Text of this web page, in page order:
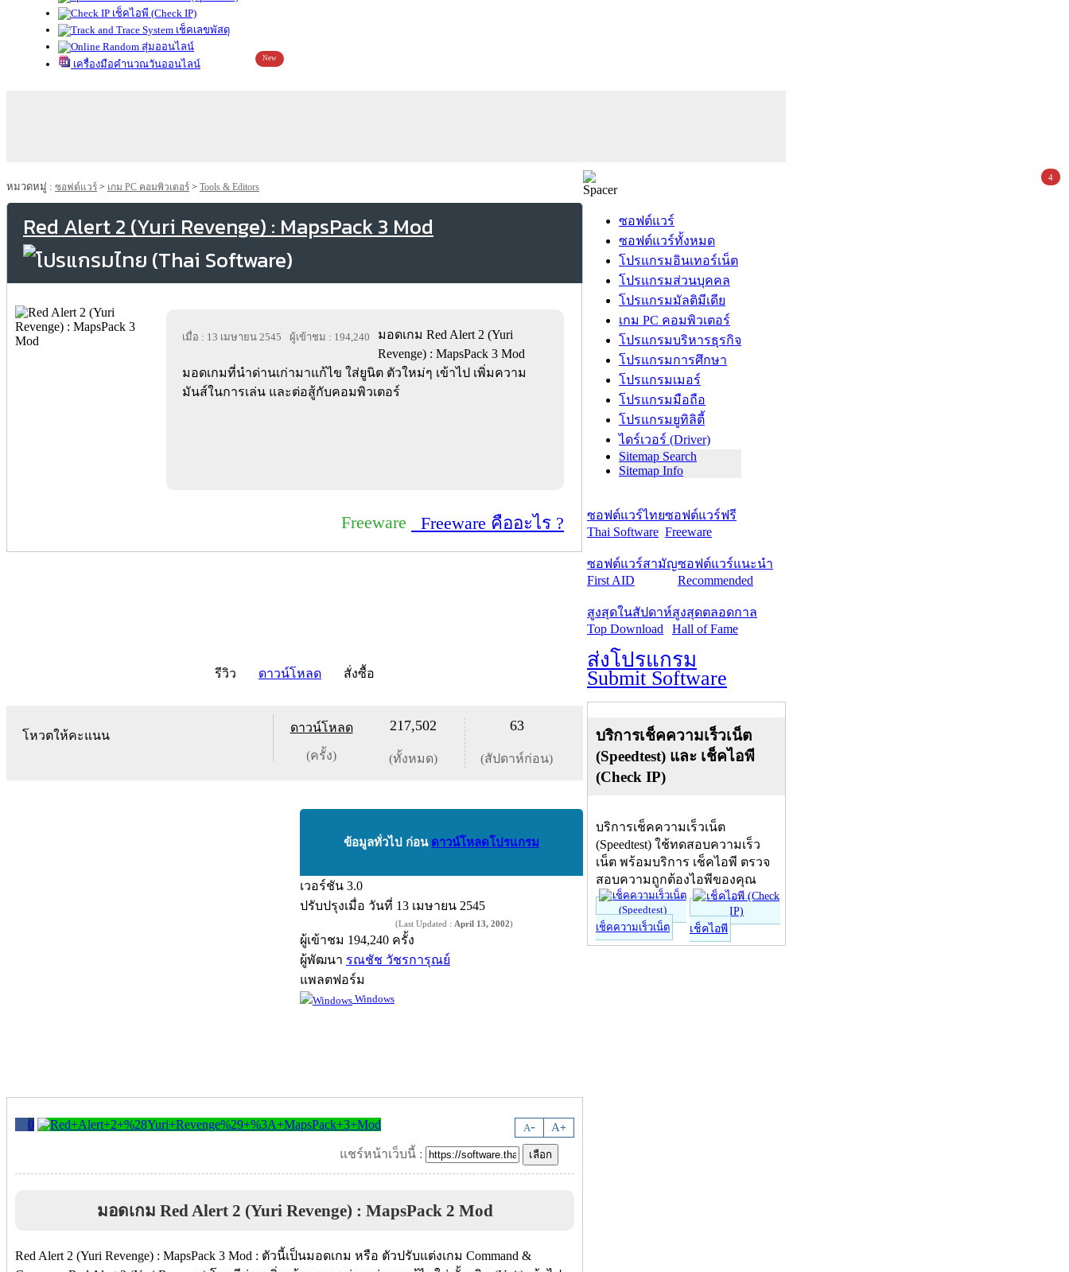
เช็คไอพี (Check IP)
เช็คเลขพัสดุ
สุ่มออนไลน์
เครื่องมือคำนวณวันออนไลน์
New
หมวดหมู่ : ซอฟต์แวร์ > เกม PC คอมพิวเตอร์ > Tools & Editors
Red Alert 2 (Yuri Revenge) : MapsPack 3 Mod
เมื่อ : 13 เมษายน 2545 ผู้เข้าชม : 194,240
มอดเกม Red Alert 2 (Yuri
Revenge) : MapsPack 3 Mod
มอดเกมที่นำด่านเก่ามาแก้ไข ใส่ยูนิต ตัวใหม่ๆ เข้าไป เพิ่มความ
มันส์ในการเล่น และต่อสู้กับคอมพิวเตอร์
Freeware Freeware คืออะไร ?
รีวิว ดาวน์โหลด สั่งซื้อ
โหวตให้คะแนน
ดาวน์โหลด
(ครั้ง)
217,502
(ทั้งหมด)
63
(สัปดาห์ก่อน)
ข้อมูลทั่วไป ก่อน ดาวน์โหลดโปรแกรม
เวอร์ชัน 3.0
ปรับปรุงเมื่อ วันที่ 13 เมษายน 2545
(Last Updated : April 13, 2002)
ผู้เข้าชม 194,240 ครั้ง
ผู้พัฒนา รณชัช วัชรการุณย์
แพลตฟอร์ม
Windows
0 A- A+
แชร์หน้าเว็บนี้ :
มอดเกม Red Alert 2 (Yuri Revenge) : MapsPack 2 Mod
Red Alert 2 (Yuri Revenge) : MapsPack 3 Mod : ตัวนี้เป็นมอดเกม หรือ ตัวปรับแต่งเกม Command &
ซอฟต์แวร์
ซอฟต์แวร์ทั้งหมด
โปรแกรมอินเทอร์เน็ต
โปรแกรมส่วนบุคคล
โปรแกรมมัลติมีเดีย
เกม PC คอมพิวเตอร์
โปรแกรมบริหารธุรกิจ
โปรแกรมการศึกษา
โปรแกรมเมอร์
โปรแกรมมือถือ
โปรแกรมยูทิลิตี้
ไดร์เวอร์ (Driver)
Sitemap Search
Sitemap Info
ซอฟต์แวร์ไทย
Thai Software
ซอฟต์แวร์ฟรี
Freeware
ซอฟต์แวร์สามัญ
First AID
ซอฟต์แวร์แนะนำ
Recommended
สูงสุดในสัปดาห์
Top Download
สูงสุดตลอดกาล
Hall of Fame
ส่งโปรแกรม
Submit Software
บริการเช็คความเร็วเน็ต
(Speedtest) และ เช็คไอพี
(Check IP)
บริการเช็คความเร็วเน็ต
(Speedtest) ใช้ทดสอบความเร็ว
เน็ต พร้อมบริการ เช็คไอพี ตรวจ
สอบความถูกต้องไอพีของคุณ
เช็คความเร็วเน็ต เช็คไอพี
4